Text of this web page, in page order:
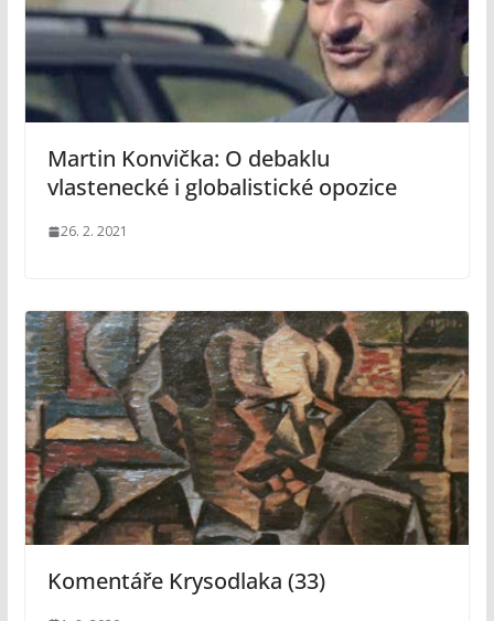
Martin Konvička: O debaklu
vlastenecké i globalistické opozice
26. 2. 2021
Komentáře Krysodlaka (33)